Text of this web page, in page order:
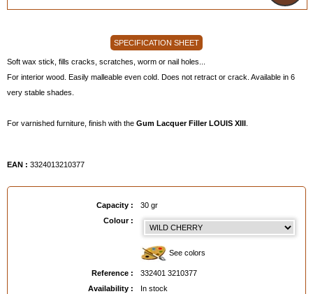
SPECIFICATION SHEET
Soft wax stick, fills cracks, scratches, worm or nail holes...
For interior wood. Easily malleable even cold. Does not retract or crack. Available in 6
very stable shades.
For varnished furniture, finish with the Gum Lacquer Filler LOUIS XIII
EAN : 3324013210377
Capacity :
30 gr
Colour :
See colors
Reference :
332401 3210377
Availability :
In stock